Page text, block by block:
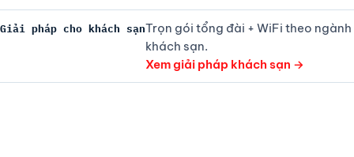
Giải pháp cho khách sạnTrọn gói tổng đài + WiFi theo ngành
khách sạn.
Xem giải pháp khách sạn →